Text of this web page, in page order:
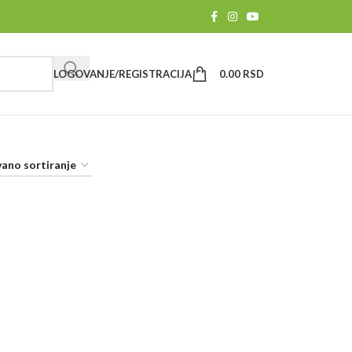
LOGOVANJE/REGISTRACIJA 0.00 RSD